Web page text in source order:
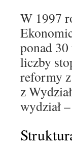
W 1997
ponad
liczby
reformy
z
wydział